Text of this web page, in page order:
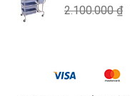
2.100.000₫